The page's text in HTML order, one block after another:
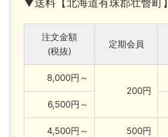
▼送料【北海道有珠郡壮瞥町】
注文金額
(税抜)
定期会員
8,000円～
200円
6,500円～
4,500円～ 500円